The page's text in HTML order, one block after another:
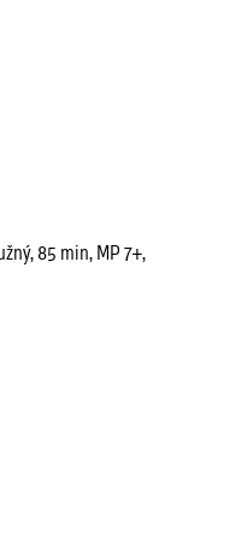
85 min, MP 7+,